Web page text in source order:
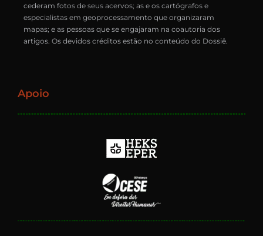
cederam fotos de seus acervos; as e os cartógrafos e
especialistas em geoprocessamento que organizaram
mapas; e as pessoas que se engajaram na coautoria dos
artigos. Os devidos créditos estão no conteúdo do Dossiê.
Apoio